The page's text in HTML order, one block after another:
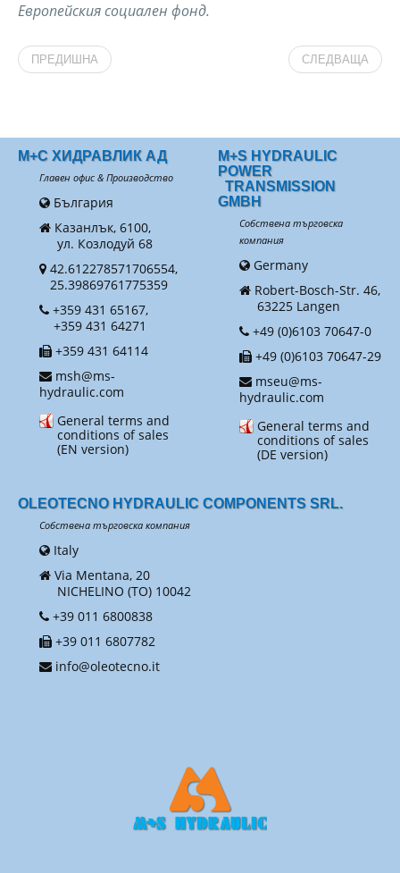
Европейския социален фонд.
ПРЕДИШНА СЛЕДВАЩА
М+С ХИДРАВЛИК АД
Главен офис & Производство
България
Казанлък, 6100,
ул. Козлодуй 68
42.612278571706554,
25.39869761775359
+359 431 65167,
+359 431 64271
+359 431 64114
msh@ms-
hydraulic.com
General terms and
conditions of sales
(EN version)
M+S HYDRAULIC
POWER
TRANSMISSION
GMBH
Собствена търговска
компания
Germany
Robert-Bosch-Str. 46,
63225 Langen
+49 (0)6103 70647-0
+49 (0)6103 70647-29
mseu@ms-
hydraulic.com
General terms and
conditions of sales
(DE version)
OLEOTECNO HYDRAULIC COMPONENTS SRL.
Собствена търговска компания
Italy
Via Mentana, 20
NICHELINO (TO) 10042
+39 011 6800838
+39 011 6807782
info@oleotecno.it